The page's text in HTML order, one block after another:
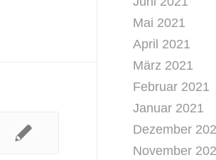
Mai 2021
April 2021
März 2021
Februar 2021
Januar 2021
Dezember
November